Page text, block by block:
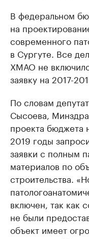
В федеральном
на
современного
в Сургуте. Все
ХМАО не
заявку на 2017-
По словам
Сысоева,
проекта бюджета
2019 годы
заявки с полным
материалов по
строительства.
включен, так как
не были
объект имеет